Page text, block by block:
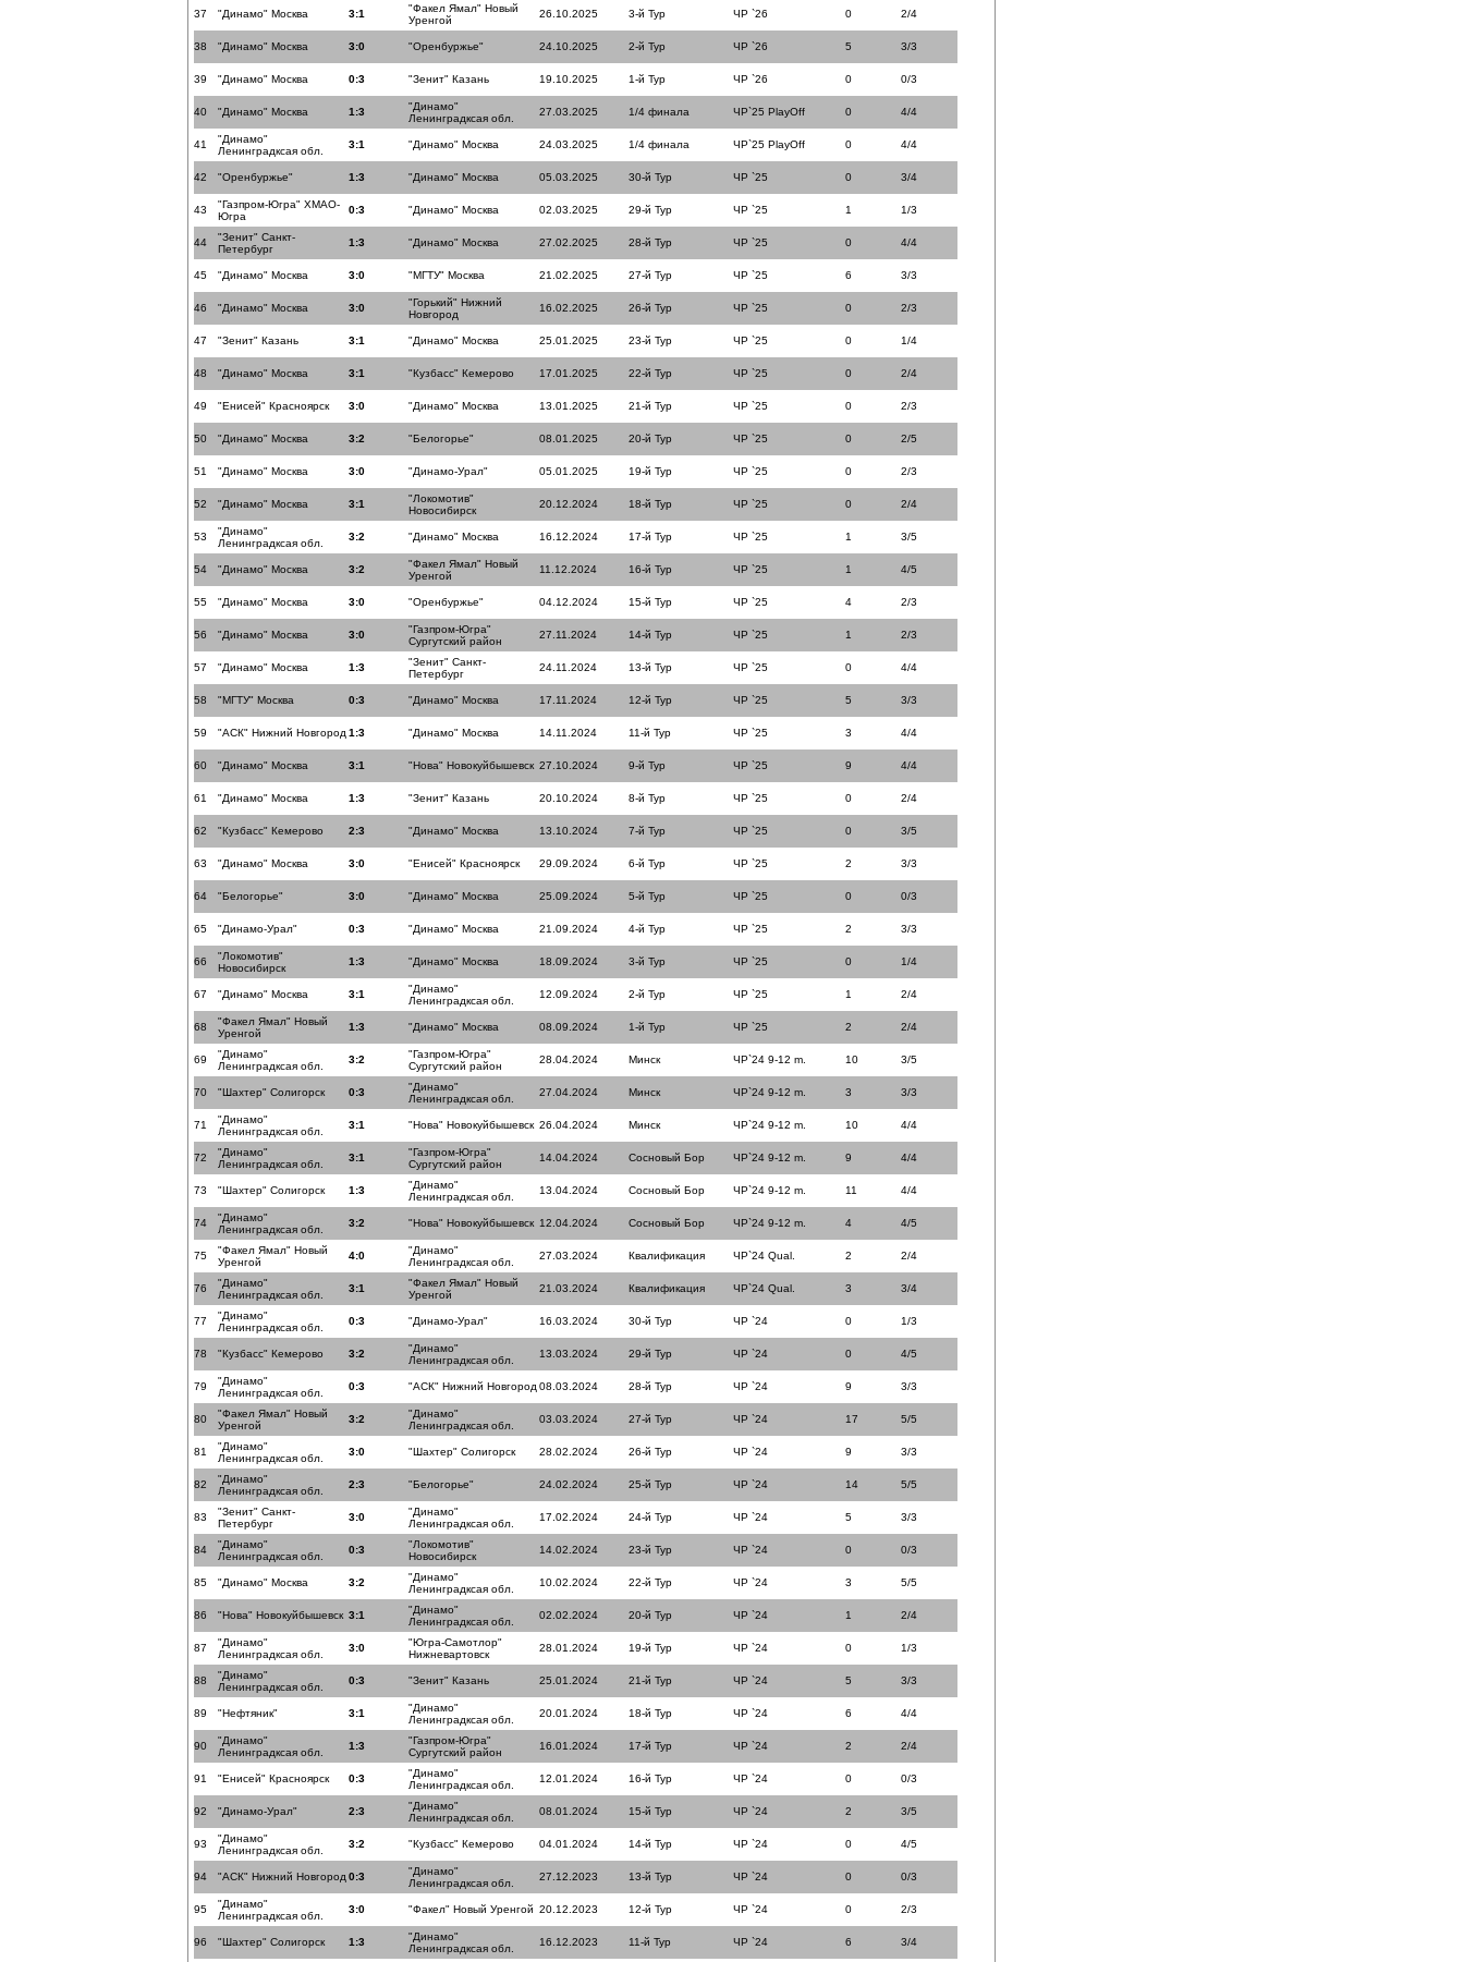
37 "Динамо" Москва 3:1
"Факел Ямал" Новый
Уренгой
26.10.2025 3-й Тур ЧР `26 0 2/4
38 "Динамо" Москва 3:0 "Оренбуржье" 24.10.2025 2-й Тур ЧР `26 5 3/3
39 "Динамо" Москва 0:3 "Зенит" Казань 19.10.2025 1-й Тур ЧР `26 0 0/3
40 "Динамо" Москва 1:3
"Динамо"
Ленинградксая обл.
27.03.2025 1/4 финала ЧР`25 PlayOff 0 4/4
41
"Динамо"
Ленинградксая обл.
3:1 "Динамо" Москва 24.03.2025 1/4 финала ЧР`25 PlayOff 0 4/4
42 "Оренбуржье" 1:3 "Динамо" Москва 05.03.2025 30-й Тур ЧР `25 0 3/4
43
"Газпром-Югра" ХМАО-
Югра
0:3 "Динамо" Москва 02.03.2025 29-й Тур ЧР `25 1 1/3
44
"Зенит" Санкт-
Петербург
1:3 "Динамо" Москва 27.02.2025 28-й Тур ЧР `25 0 4/4
45 "Динамо" Москва 3:0 "МГТУ" Москва 21.02.2025 27-й Тур ЧР `25 6 3/3
46 "Динамо" Москва 3:0
"Горький" Нижний
Новгород
16.02.2025 26-й Тур ЧР `25 0 2/3
47 "Зенит" Казань 3:1 "Динамо" Москва 25.01.2025 23-й Тур ЧР `25 0 1/4
48 "Динамо" Москва 3:1 "Кузбасс" Кемерово 17.01.2025 22-й Тур ЧР `25 0 2/4
49 "Енисей" Красноярск 3:0 "Динамо" Москва 13.01.2025 21-й Тур ЧР `25 0 2/3
50 "Динамо" Москва 3:2 "Белогорье" 08.01.2025 20-й Тур ЧР `25 0 2/5
51 "Динамо" Москва 3:0 "Динамо-Урал" 05.01.2025 19-й Тур ЧР `25 0 2/3
52 "Динамо" Москва 3:1
"Локомотив"
Новосибирск
20.12.2024 18-й Тур ЧР `25 0 2/4
53
"Динамо"
Ленинградксая обл.
3:2 "Динамо" Москва 16.12.2024 17-й Тур ЧР `25 1 3/5
54 "Динамо" Москва 3:2
"Факел Ямал" Новый
Уренгой
11.12.2024 16-й Тур ЧР `25 1 4/5
55 "Динамо" Москва 3:0 "Оренбуржье" 04.12.2024 15-й Тур ЧР `25 4 2/3
56 "Динамо" Москва 3:0
"Газпром-Югра"
Сургутский район
27.11.2024 14-й Тур ЧР `25 1 2/3
57 "Динамо" Москва 1:3
"Зенит" Санкт-
Петербург
24.11.2024 13-й Тур ЧР `25 0 4/4
58 "МГТУ" Москва 0:3 "Динамо" Москва 17.11.2024 12-й Тур ЧР `25 5 3/3
59 "АСК" Нижний Новгород 1:3 "Динамо" Москва 14.11.2024 11-й Тур ЧР `25 3 4/4
60 "Динамо" Москва 3:1 "Нова" Новокуйбышевск 27.10.2024 9-й Тур ЧР `25 9 4/4
61 "Динамо" Москва 1:3 "Зенит" Казань 20.10.2024 8-й Тур ЧР `25 0 2/4
62 "Кузбасс" Кемерово 2:3 "Динамо" Москва 13.10.2024 7-й Тур ЧР `25 0 3/5
63 "Динамо" Москва 3:0 "Енисей" Красноярск 29.09.2024 6-й Тур ЧР `25 2 3/3
64 "Белогорье" 3:0 "Динамо" Москва 25.09.2024 5-й Тур ЧР `25 0 0/3
65 "Динамо-Урал" 0:3 "Динамо" Москва 21.09.2024 4-й Тур ЧР `25 2 3/3
66
"Локомотив"
Новосибирск
1:3 "Динамо" Москва 18.09.2024 3-й Тур ЧР `25 0 1/4
67 "Динамо" Москва 3:1
"Динамо"
Ленинградксая обл.
12.09.2024 2-й Тур ЧР `25 1 2/4
68
"Факел Ямал" Новый
Уренгой
1:3 "Динамо" Москва 08.09.2024 1-й Тур ЧР `25 2 2/4
69
"Динамо"
Ленинградксая обл.
3:2
"Газпром-Югра"
Сургутский район
28.04.2024 Минск ЧР`24 9-12 m. 10 3/5
70 "Шахтер" Солигорск 0:3
"Динамо"
Ленинградксая обл.
27.04.2024 Минск ЧР`24 9-12 m. 3 3/3
71
"Динамо"
Ленинградксая обл.
3:1 "Нова" Новокуйбышевск 26.04.2024 Минск ЧР`24 9-12 m. 10 4/4
72
"Динамо"
Ленинградксая обл.
3:1
"Газпром-Югра"
Сургутский район
14.04.2024 Сосновый Бор ЧР`24 9-12 m. 9 4/4
73 "Шахтер" Солигорск 1:3
"Динамо"
Ленинградксая обл.
13.04.2024 Сосновый Бор ЧР`24 9-12 m. 11 4/4
74
"Динамо"
Ленинградксая обл.
3:2 "Нова" Новокуйбышевск 12.04.2024 Сосновый Бор ЧР`24 9-12 m. 4 4/5
75
"Факел Ямал" Новый
Уренгой
4:0
"Динамо"
Ленинградксая обл.
27.03.2024 Квалификация ЧР`24 Qual. 2 2/4
76
"Динамо"
Ленинградксая обл.
3:1
"Факел Ямал" Новый
Уренгой
21.03.2024 Квалификация ЧР`24 Qual. 3 3/4
77
"Динамо"
Ленинградксая обл.
0:3 "Динамо-Урал" 16.03.2024 30-й Тур ЧР `24 0 1/3
78 "Кузбасс" Кемерово 3:2
"Динамо"
Ленинградксая обл.
13.03.2024 29-й Тур ЧР `24 0 4/5
79
"Динамо"
Ленинградксая обл.
0:3 "АСК" Нижний Новгород 08.03.2024 28-й Тур ЧР `24 9 3/3
80
"Факел Ямал" Новый
Уренгой
3:2
"Динамо"
Ленинградксая обл.
03.03.2024 27-й Тур ЧР `24 17 5/5
81
"Динамо"
Ленинградксая обл.
3:0 "Шахтер" Солигорск 28.02.2024 26-й Тур ЧР `24 9 3/3
82
"Динамо"
Ленинградксая обл.
2:3 "Белогорье" 24.02.2024 25-й Тур ЧР `24 14 5/5
83
"Зенит" Санкт-
Петербург
3:0
"Динамо"
Ленинградксая обл.
17.02.2024 24-й Тур ЧР `24 5 3/3
84
"Динамо"
Ленинградксая обл.
0:3
"Локомотив"
Новосибирск
14.02.2024 23-й Тур ЧР `24 0 0/3
85 "Динамо" Москва 3:2
"Динамо"
Ленинградксая обл.
10.02.2024 22-й Тур ЧР `24 3 5/5
86 "Нова" Новокуйбышевск 3:1
"Динамо"
Ленинградксая обл.
02.02.2024 20-й Тур ЧР `24 1 2/4
87
"Динамо"
Ленинградксая обл.
3:0
"Югра-Самотлор"
Нижневартовск
28.01.2024 19-й Тур ЧР `24 0 1/3
88
"Динамо"
Ленинградксая обл.
0:3 "Зенит" Казань 25.01.2024 21-й Тур ЧР `24 5 3/3
89 "Нефтяник" 3:1
"Динамо"
Ленинградксая обл.
20.01.2024 18-й Тур ЧР `24 6 4/4
90
"Динамо"
Ленинградксая обл.
1:3
"Газпром-Югра"
Сургутский район
16.01.2024 17-й Тур ЧР `24 2 2/4
91 "Енисей" Красноярск 0:3
"Динамо"
Ленинградксая обл.
12.01.2024 16-й Тур ЧР `24 0 0/3
92 "Динамо-Урал" 2:3
"Динамо"
Ленинградксая обл.
08.01.2024 15-й Тур ЧР `24 2 3/5
93
"Динамо"
Ленинградксая обл.
3:2 "Кузбасс" Кемерово 04.01.2024 14-й Тур ЧР `24 0 4/5
94 "АСК" Нижний Новгород 0:3
"Динамо"
Ленинградксая обл.
27.12.2023 13-й Тур ЧР `24 0 0/3
95
"Динамо"
Ленинградксая обл.
3:0 "Факел" Новый Уренгой 20.12.2023 12-й Тур ЧР `24 0 2/3
96 "Шахтер" Солигорск 1:3
"Динамо"
Ленинградксая обл.
16.12.2023 11-й Тур ЧР `24 6 3/4